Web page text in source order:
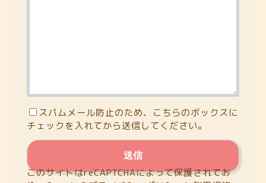
スパムメール防止のため、こちらのボックスに
チェックを入れてから送信してください。
このサイトはreCAPTCHAによって保護されてお